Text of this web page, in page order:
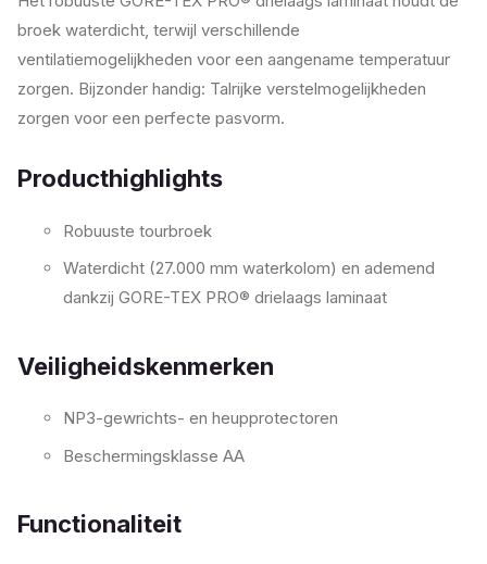
broek waterdicht, terwijl verschillende
ventilatiemogelijkheden voor een aangename temperatuur
zorgen. Bijzonder handig: Talrijke verstelmogelijkheden
zorgen voor een perfecte pasvorm.
Producthighlights
Robuuste tourbroek
Waterdicht (27.000 mm waterkolom) en ademend
dankzij GORE-TEX PRO® drielaags laminaat
Veiligheidskenmerken
NP3-gewrichts- en heupprotectoren
Beschermingsklasse AA
Functionaliteit